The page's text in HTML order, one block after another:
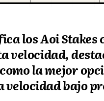
los Aoi Stakes
velocidad,
la mejor
velocidad bajo